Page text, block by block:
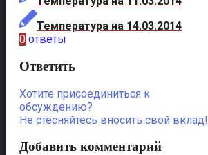
Температура на 14.03.2014
0 ответы
Ответить
Хотите присоединиться к
обсуждению?
Не стесняйтесь вносить свой вклад!
Добавить комментарий